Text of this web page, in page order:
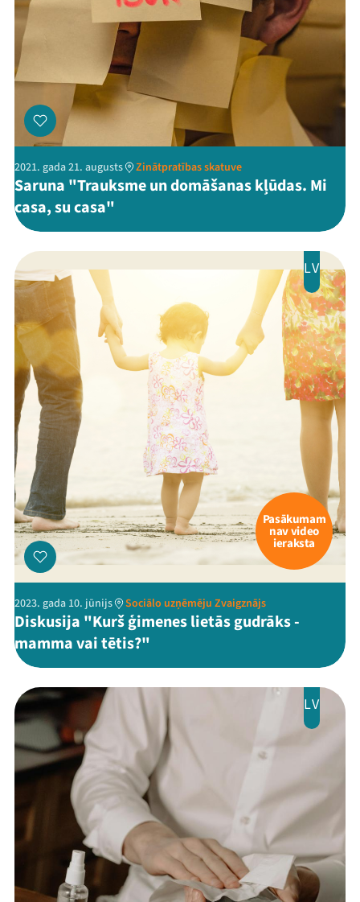
2021. gada 21. augusts Zinātpratības skatuve
Saruna "Trauksme un domāšanas kļūdas. Mi
casa, su casa"
LV
Pasākumam
nav video
ieraksta
2023. gada 10. jūnijs Sociālo uzņēmēju Zvaigznājs
Diskusija "Kurš ģimenes lietās gudrāks -
mamma vai tētis?"
LV